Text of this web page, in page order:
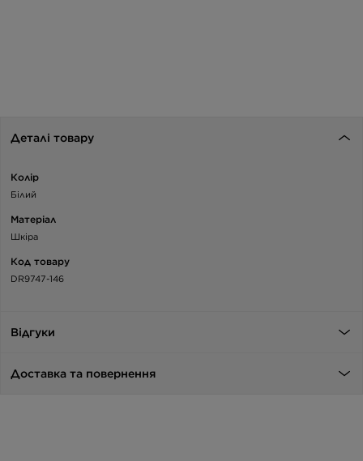
Деталі товару
Колір
Білий
Матеріал
Шкіра
Код товару
DR9747-146
Відгуки
Доставка та повернення